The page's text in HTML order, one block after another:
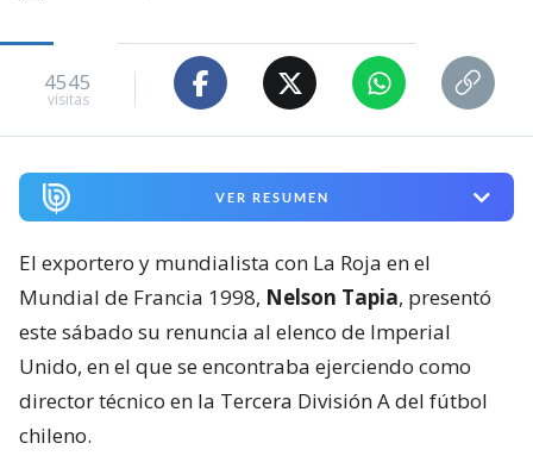
4545
visitas
VER RESUMEN
El exportero y mundialista con La Roja en el
Mundial de Francia 1998, Nelson Tapia, presentó
este sábado su renuncia al elenco de Imperial
Unido, en el que se encontraba ejerciendo como
director técnico en la Tercera División A del fútbol
chileno.